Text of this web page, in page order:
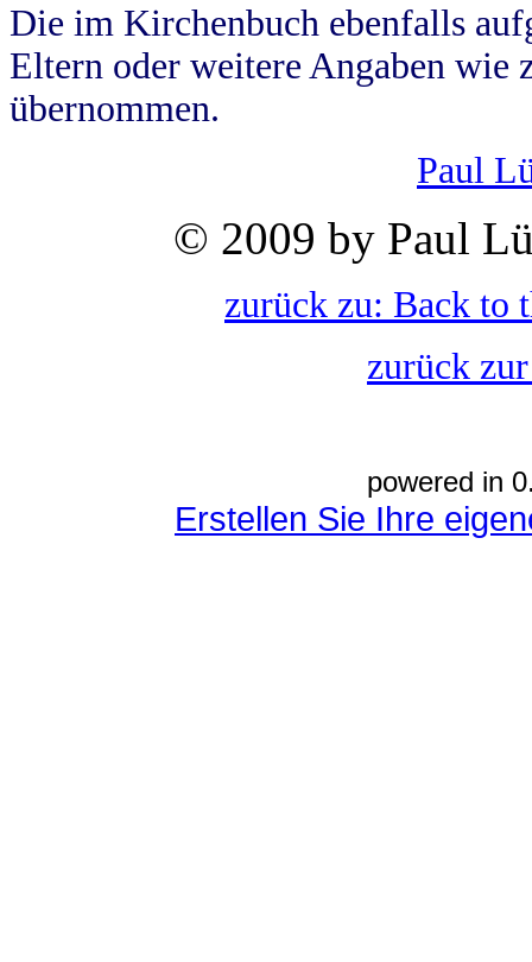
Die im Kirchenbuch ebenfalls
Eltern oder weitere Angaben wie
übernommen.
Paul
© 2009 by Paul
zurück zu: Back to
zurück
powered in
Erstellen Sie Ihre